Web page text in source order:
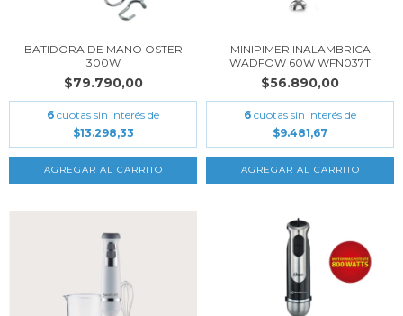
BATIDORA DE MANO OSTER
300W
$79.790,00
6 cuotas sin interés de
$13.298,33
MINIPIMER INALAMBRICA
WADFOW 60W WFN037T
$56.890,00
6 cuotas sin interés de
$9.481,67